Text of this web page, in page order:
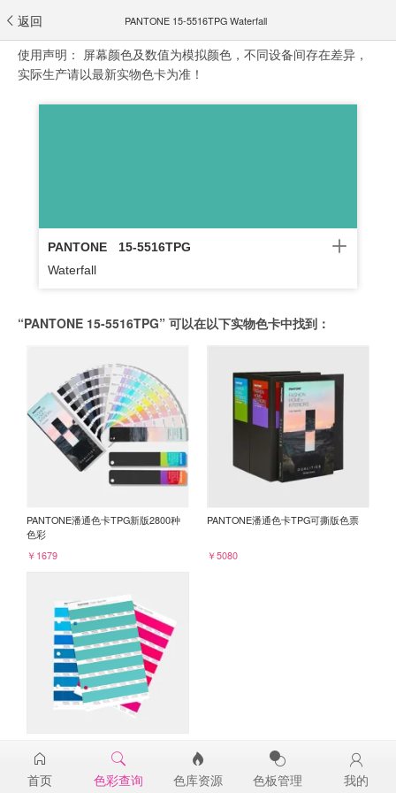
返回 PANTONE 15-5516TPG Waterfall
使用声明： 屏幕颜色及数值为模拟颜色，不同设备间存在差异，
实际生产请以最新实物色卡为准！
PANTONE
15-5516TPG
Waterfall
“PANTONE 15-5516TPG” 可以在以下实物色卡中找到：
PANTONE潘通色卡TPG新版2800种
色彩
￥1679
PANTONE潘通色卡TPG可撕版色票
￥5080
15-5516TPG
￥98
首页 色彩查询 色库资源 色板管理 我的